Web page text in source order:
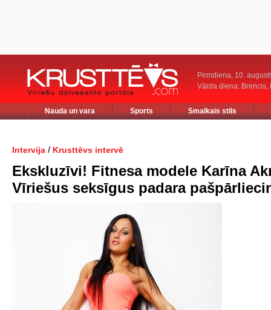
Pirmdiena, 10.
Vārda diena: Brencis,
Nauda un vara Sports Smalkais stils
Intervija / Krusttēvs intervē
Ekskluzīvi! Fitnesa modele Karīna
Vīriešus seksīgus padara